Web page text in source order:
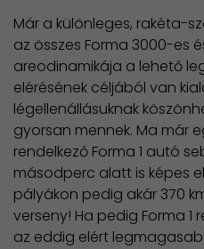
Már a különleges, rakéta-
az összes Forma 3000-es
areodinamikája a lehető
elérésének céljából van
légellenállásuknak
gyorsan mennek. Ma már
rendelkező Forma 1 autó
másodperc alatt is képes
pályákon pedig akár 370
verseny! Ha pedig Forma 1
az eddig elért